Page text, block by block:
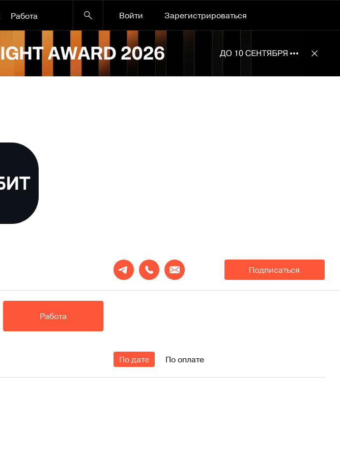
Работа Войти
Зарегистрироваться
Подписаться
Работа
По дате По оплате